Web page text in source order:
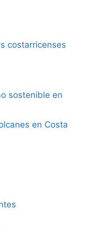
costarricenses
sostenible en
en Costa